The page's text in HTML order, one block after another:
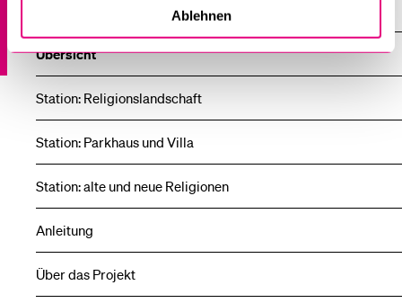
Ablehnen
Audioguide – Sound of Religion
Übersicht
Station: Religionslandschaft
Station: Parkhaus und Villa
Station: alte und neue Religionen
Anleitung
Über das Projekt